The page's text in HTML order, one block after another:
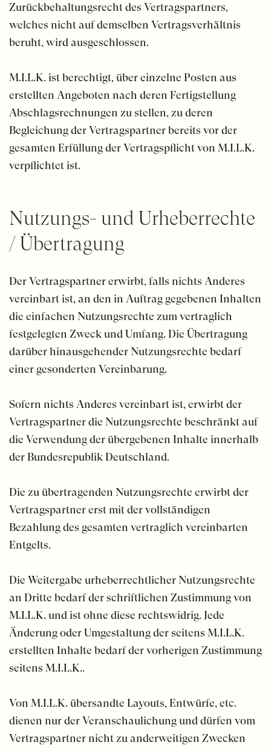
Zurückbehaltungsrecht des Vertragspartners,
welches nicht auf demselben Vertragsverhältnis
beruht, wird ausgeschlossen.
M.I.L.K. ist berechtigt, über einzelne Posten aus
erstellten Angeboten nach deren Fertigstellung
Abschlagsrechnungen zu stellen, zu deren
Begleichung der Vertragspartner bereits vor der
gesamten Erfüllung der Vertragspflicht von M.I.L.K.
verpflichtet ist.
Nutzungs- und Urheber­rechte
/ Übertragung
Der Vertragspartner erwirbt, falls nichts Anderes
vereinbart ist, an den in Auftrag gegebenen Inhalten
die einfachen Nutzungsrechte zum vertraglich
festgelegten Zweck und Umfang. Die Übertragung
darüber hinausgehender Nutzungsrechte bedarf
einer gesonderten Vereinbarung.
Sofern nichts Anderes vereinbart ist, erwirbt der
Vertragspartner die Nutzungsrechte beschränkt auf
die Verwendung der übergebenen Inhalte innerhalb
der Bundesrepublik Deutschland.
Die zu übertragenden Nutzungsrechte erwirbt der
Vertragspartner erst mit der vollständigen
Bezahlung des gesamten vertraglich vereinbarten
Entgelts.
Die Weitergabe urheberrechtlicher Nutzungsrechte
an Dritte bedarf der schriftlichen Zustimmung von
M.I.L.K. und ist ohne diese rechtswidrig. Jede
Änderung oder Umgestaltung der seitens M.I.L.K.
erstellten Inhalte bedarf der vorherigen Zustimmung
seitens M.I.L.K..
Von M.I.L.K. übersandte Layouts, Entwürfe, etc.
dienen nur der Veranschaulichung und dürfen vom
Vertragspartner nicht zu anderweitigen Zwecken